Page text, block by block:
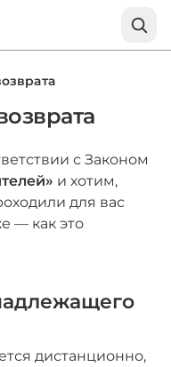
с Законом
и хотим,
для вас
— как это
дистанционно,